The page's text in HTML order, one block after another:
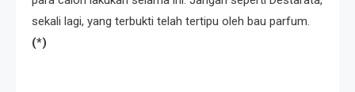
sekali lagi, yang terbukti telah tertipu oleh bau parfum.
(*)